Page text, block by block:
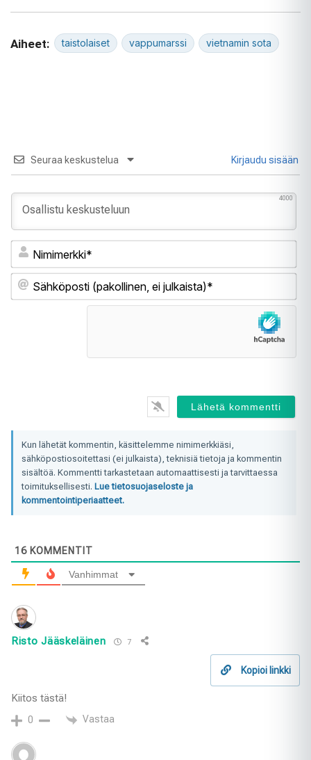
Aiheet: taistolaiset vappumarssi vietnamin sota
Seuraa keskustelua Kirjaudu sisään
4000
ei
Kun lähetät kommentin, käsittelemme nimimerkkiäsi,
sähköpostiosoitettasi (ei julkaista), teknisiä tietoja ja kommentin
sisältöä. Kommentti tarkastetaan automaattisesti ja tarvittaessa
toimituksellisesti. Lue tietosuojaseloste ja
kommentointiperiaatteet.
16 KOMMENTIT
Vanhimmat
Risto Jääskeläinen 7
Kopioi linkki
Kiitos tästä!
0 Vastaa